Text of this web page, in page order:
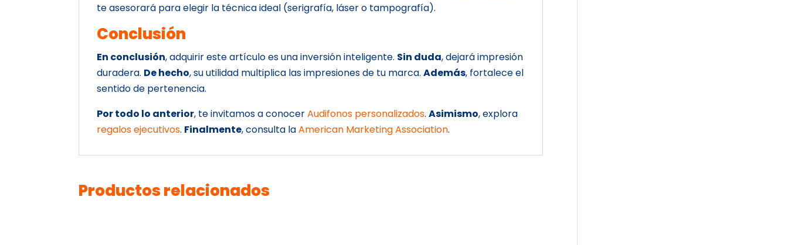
te asesorará para elegir la técnica ideal (serigrafía, láser o tampografía).
Conclusión
En conclusión, adquirir este artículo es una inversión inteligente. Sin duda, dejará impresión
duradera. De hecho, su utilidad multiplica las impresiones de tu marca.Además, fortalece el
sentido de pertenencia.
Por todo lo anterior, te invitamos a conocerAudifonos personalizados.Asimismo, explora
regalos ejecutivos. Finalmente, consulta laAmerican Marketing Association.
Productos relacionados